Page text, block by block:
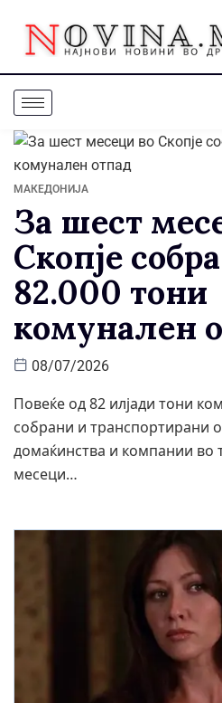
МАКЕДОНИЈА
За шест
Скопје
82.000 тони
комунален
08/07/2026
Повеќе од 82 илјади тони
собрани и транспортирани
домаќинства и компании во
месеци…